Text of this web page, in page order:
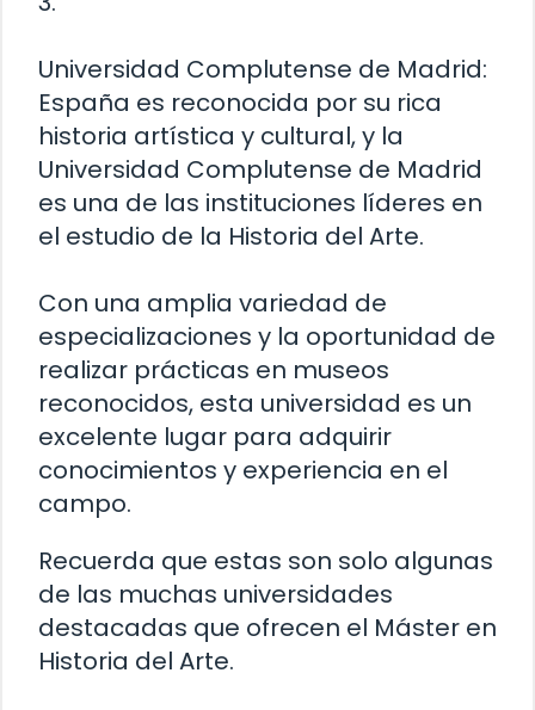
Universidad Complutense de Madrid:
España es reconocida por su rica
historia artística y cultural, y la
Universidad Complutense de Madrid
es una de las instituciones líderes en
el estudio de la Historia del Arte.
Con una amplia variedad de
especializaciones y la oportunidad de
realizar prácticas en museos
reconocidos, esta universidad es un
excelente lugar para adquirir
conocimientos y experiencia en el
campo.
Recuerda que estas son solo algunas
de las muchas universidades
destacadas que ofrecen el Máster en
Historia del Arte.